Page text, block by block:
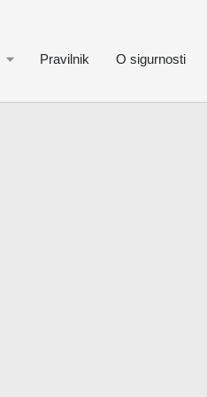
Pravilnik O sigurnosti